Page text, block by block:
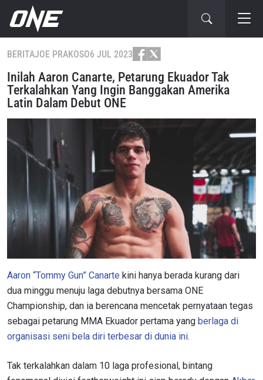
BERITAJOE PRAKOSO6 JUL 2023
Inilah Aaron Canarte, Petarung Ekuador Tak
Terkalahkan Yang Ingin Banggakan Amerika
Latin Dalam Debut ONE
Aaron “Tommy Gun” Canarte kini hanya berada kurang dari
dua minggu menuju laga debutnya bersama ONE
Championship, dan ia berencana mencetak pernyataan tegas
sebagai petarung MMA Ekuador pertama yang berlaga di
organisasi seni bela diri terbesar di dunia ini.
Tak terkalahkan dalam 10 laga profesional, bintang